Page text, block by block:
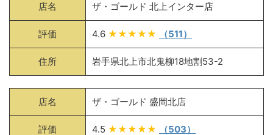
店名 ザ・ゴールド 北上インター店
評価 4.6 ★★★★★ （511）
住所 岩手県北上市北鬼柳18地割53-2
店名 ザ・ゴールド 盛岡北店
評価 4.5 ★★★★★ （503）